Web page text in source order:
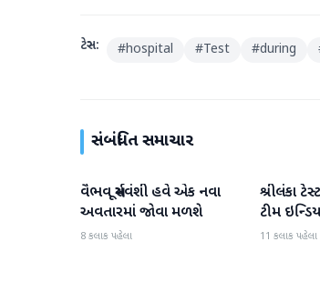
ટેગ્સ: #hospital #Test #during
સંબંધિત સમાચાર
રમતગમત
વૈભવ સૂર્યવંશી હવે એક નવા
અવતારમાં જોવા મળશે
8 કલાક પહેલા
રમતગમત
શ્રીલંકા
ટીમ
11 કલાક પહેલા